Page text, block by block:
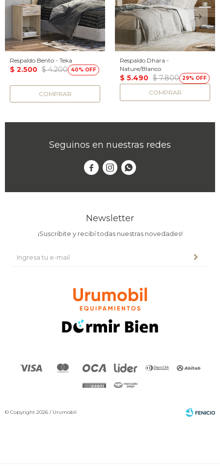
Respaldo Bento - Teka
$ 2.500 $ 4.200 40
Respaldo Dhara -
Nature/Blanco
$ 5.490 $ 7.800 29
Seguinos en nuestras redes
  
Newsletter
¡Suscribite y recibí todas nuestras novedades!
© Copyright 2026 / Urumobil